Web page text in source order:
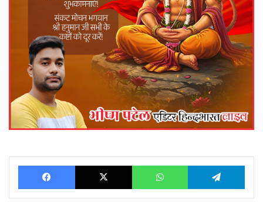
Facebook X WhatsApp